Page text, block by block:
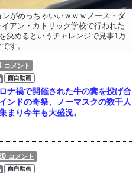
がめっちゃいいｗｗｗノース・ダ
アン・カトリック学校で行われた
決めるというチャレンジで見事1万
す。
コメント
面白動画
ナ禍で開催された牛の糞を投げ合
ンドの奇祭、ノーマスクの数千人
まり今年も大盛況。
コメント
面白動画